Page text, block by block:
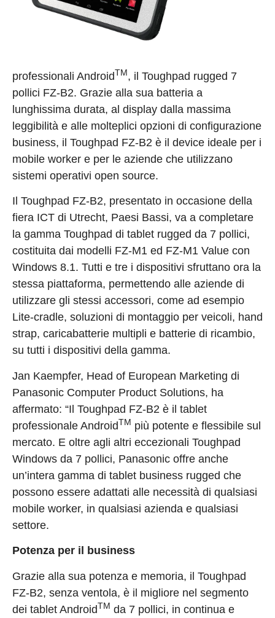
professionali AndroidTM , il Toughpad rugged 7
pollici FZ-B2. Grazie alla sua batteria a
lunghissima durata, al display dalla massima
leggibilità e alle molteplici opzioni di configurazione
business, il Toughpad FZ-B2 è il device ideale per i
mobile worker e per le aziende che utilizzano
sistemi operativi open source.
Il Toughpad FZ-B2, presentato in occasione della
fiera ICT di Utrecht, Paesi Bassi, va a completare
la gamma Toughpad di tablet rugged da 7 pollici,
costituita dai modelli FZ-M1 ed FZ-M1 Value con
Windows 8.1. Tutti e tre i dispositivi sfruttano ora la
stessa piattaforma, permettendo alle aziende di
utilizzare gli stessi accessori, come ad esempio
Lite-cradle, soluzioni di montaggio per veicoli, hand
strap, caricabatterie multipli e batterie di ricambio,
su tutti i dispositivi della gamma.
Jan Kaempfer, Head of European Marketing di
Panasonic Computer Product Solutions, ha
affermato: “Il Toughpad FZ-B2 è il tablet
professionale AndroidTM più potente e flessibile sul
mercato. E oltre agli altri eccezionali Toughpad
Windows da 7 pollici, Panasonic offre anche
un’intera gamma di tablet business rugged che
possono essere adattati alle necessità di qualsiasi
mobile worker, in qualsiasi azienda e qualsiasi
settore.
Potenza per il business
Grazie alla sua potenza e memoria, il Toughpad
FZ-B2, senza ventola, è il migliore nel segmento
dei tablet AndroidTM da 7 pollici, in continua e